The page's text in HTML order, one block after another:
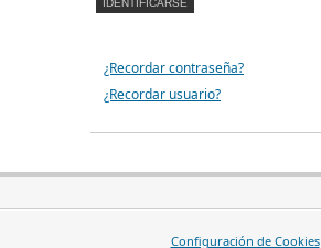
¿Recordar contraseña?
¿Recordar usuario?
Configuración de Cookies